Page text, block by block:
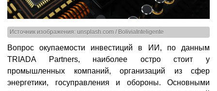
Источник изображения: unsplash.com / BoliviaInteligente
Вопрос окупаемости инвестиций в ИИ, по данным
TRIADA Partners, наиболее остро стоит у
промышленных компаний, организаций из сфер
энергетики, госуправления и обороны. Основными